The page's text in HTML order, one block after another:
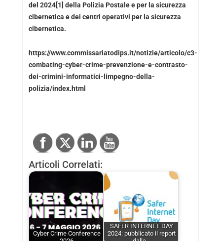
del 2024[1] della Polizia Postale e per la sicurezza
cibernetica e dei centri operativi per la sicurezza
cibernetica.
https://www.commissariatodips.it/notizie/articolo/c3-
combating-cyber-crime-prevenzione-e-contrasto-
dei-crimini-informatici-limpegno-della-
polizia/index.html
Articoli Correlati:
Cyber Crime Conference
SAFER INTERNET DAY
2024: pubblicato il report